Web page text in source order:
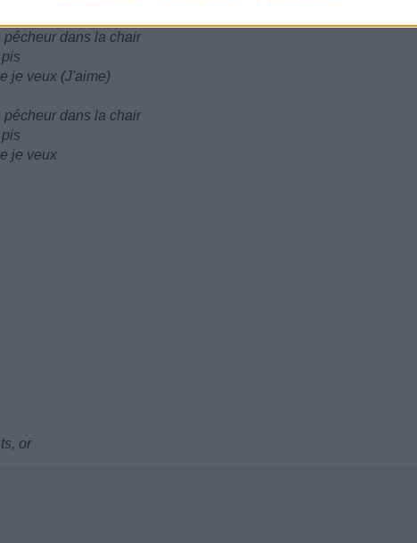
pécheur dans la chair
je veux (J'aime)
pécheur dans la chair
je veux
or